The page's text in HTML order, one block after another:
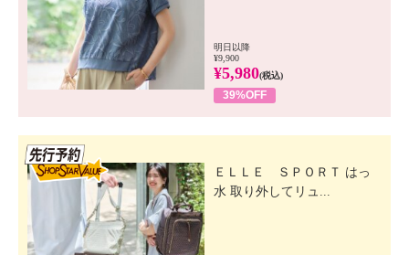
明日以降
¥9,900
¥5,980(税込)
39%OFF
ＥＬＬＥ ＳＰＯＲＴ はっ
水 取り外してリュ...